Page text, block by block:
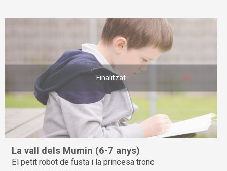
Finalitzat
La vall dels Mumin (6-7 anys)
El petit robot de fusta i la princesa tronc